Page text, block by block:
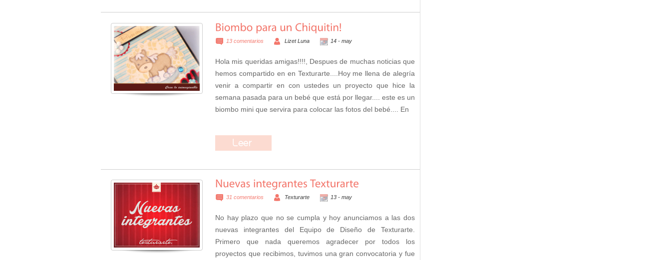
13 comentarios Lizet Luna 14 - may
Hola mis queridas amigas!!!!, Despues de muchas noticias que
hemos compartido en en Texturarte....Hoy me llena de alegría
venir a compartir en con ustedes un proyecto que hice la
semana pasada para un bebé que está por llegar.... este es un
biombo mini que servira para colocar las fotos del bebé.... En
31 comentarios Texturarte 13 - may
No hay plazo que no se cumpla y hoy anunciamos a las dos
nuevas integrantes del Equipo de Diseño de Texturarte.
Primero que nada queremos agradecer por todos los
proyectos que recibimos, tuvimos una gran convocatoria y fue